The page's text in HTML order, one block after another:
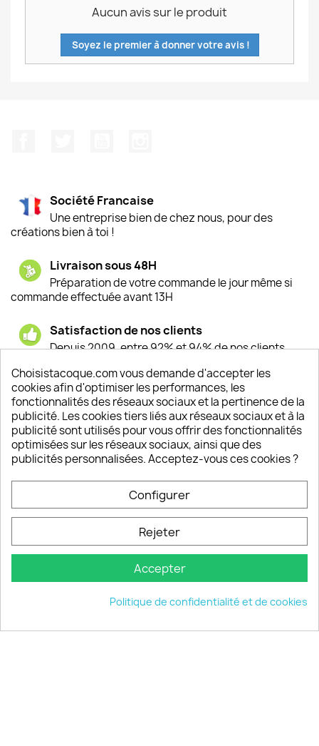
Aucun avis sur le produit
Soyez le premier à donner votre avis !
Société Francaise
Une entreprise bien de chez nous, pour des
créations bien à toi !
Livraison sous 48H
Préparation de votre commande le jour même si
commande effectuée avant 13H
Satisfaction de nos clients
Depuis 2009, entre 92% et 94% de nos clients
Un SAV à votre écoute
Notre SAV est disponible 6/7J de 10h à 18H
INFORMATIONS 
VOTRE COMPTE 
INFORMATIONS keyboard_arrow_down
© 2026 - choisistacoque.com
Choisistacoque.com vous demande d'accepter les
cookies afin d'optimiser les performances, les
fonctionnalités des réseaux sociaux et la pertinence de la
publicité. Les cookies tiers liés aux réseaux sociaux et à la
publicité sont utilisés pour vous offrir des fonctionnalités
optimisées sur les réseaux sociaux, ainsi que des
publicités personnalisées. Acceptez-vous ces cookies ?
Configurer
Rejeter
Accepter
Politique de confidentialité et de cookies